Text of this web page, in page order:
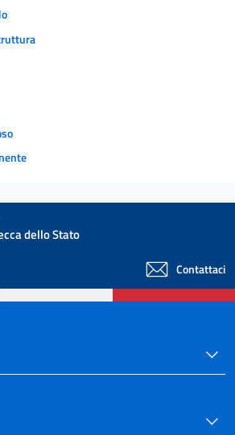
dello Stato
Contattaci